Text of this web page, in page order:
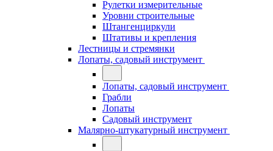
Рулетки измерительные
Уровни строительные
Штангенциркули
Штативы и крепления
Лестницы и стремянки
Лопаты, садовый инструмент
Лопаты, садовый инструмент
Грабли
Лопаты
Садовый инструмент
Малярно-штукатурный инструмент